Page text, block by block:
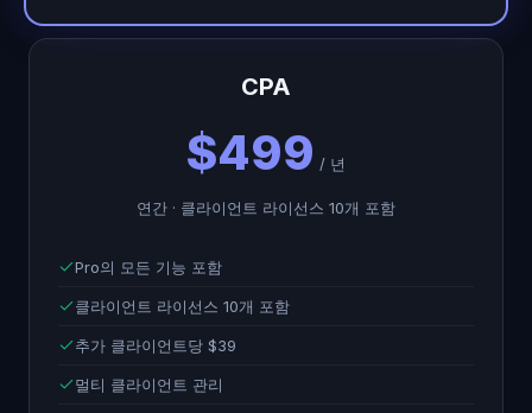
CPA
$499 / 년
연간 · 클라이언트 라이선스 10개 포함
Pro의 모든 기능 포함
클라이언트 라이선스 10개 포함
추가 클라이언트당 $39
멀티 클라이언트 관리